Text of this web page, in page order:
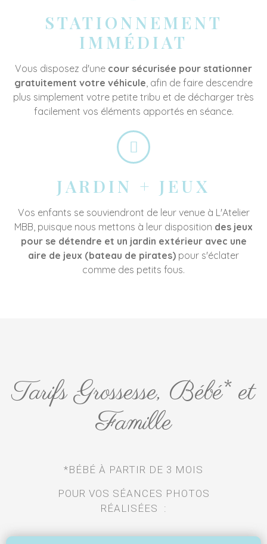
STATIONNEMENT
IMMÉDIAT
Vous disposez d'une cour sécurisée pour stationner
gratuitement votre véhicule, afin de faire descendre
plus simplement votre petite tribu et de décharger très
facilement vos éléments apportés en séance.
JARDIN + JEUX
Vos enfants se souviendront de leur venue à L'Atelier
MBB, puisque nous mettons à leur disposition des jeux
pour se détendre et un jardin extérieur avec une
aire de jeux (bateau de pirates) pour s'éclater
comme des petits fous.
Tarifs Grossesse, Bébé* et
Famille
*BÉBÉ À PARTIR DE 3 MOIS
POUR VOS SÉANCES PHOTOS
RÉALISÉES :